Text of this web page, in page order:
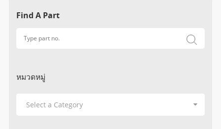
Find A Part
หมวดหมู่